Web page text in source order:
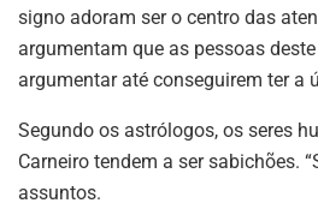
signo adoram ser o centro das
argumentam que as pessoas
argumentar até conseguirem ter a
Segundo os astrólogos, os seres
Carneiro tendem a ser sabichões.
assuntos.